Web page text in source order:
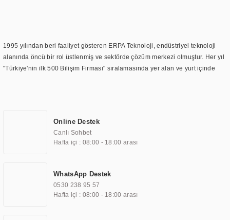
1995 yılından beri faaliyet gösteren ERPA Teknoloji, endüstriyel teknoloji
alanında öncü bir rol üstlenmiş ve sektörde çözüm merkezi olmuştur. Her yıl
"Türkiye'nin ilk 500 Bilişim Firması" sıralamasında yer alan ve yurt içinde
TOCHI markası altında kendi ürettiği ürünlerde kullanmıştır. Günümüzde
TOCHI; videowall, digital signage, kiosk, totem, akıllı durak ekranı, araç içi
ekran, asansör ekranı, digital menüboard, marin ekran, medikal ekran,
ekranları, endüstriyel ekranlar, kapı önü bilgi ekranları, panel PC,
endüstriyel Panel PC, mini PC, endüstriyel mini PC ve akıllı bina sistemleri
gibi çözümleri 4.5" ile 110” boyutları arasında üretebilirken, ayrıca standart
Online Destek
Canlı Sohbet
Hafta içi : 08:00 - 18:00 arası
WhatsApp Destek
0530 238 95 57
Hafta içi : 08:00 - 18:00 arası